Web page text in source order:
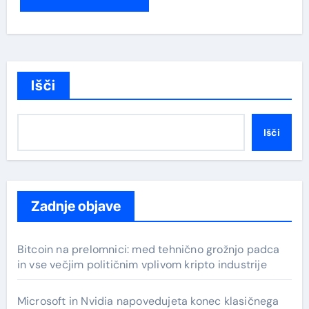
Išči
Išči
Zadnje objave
Bitcoin na prelomnici: med tehnično grožnjo padca
in vse večjim političnim vplivom kripto industrije
Microsoft in Nvidia napovedujeta konec klasičnega